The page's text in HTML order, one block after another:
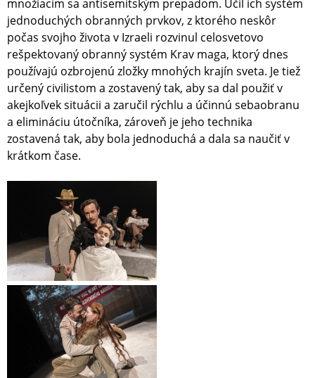
množiacim sa antisemitským prepadom. Učil ich systém
jednoduchých obranných prvkov, z ktorého neskôr
počas svojho života v Izraeli rozvinul celosvetovo
rešpektovaný obranný systém Krav maga, ktorý dnes
používajú ozbrojenú zložky mnohých krajín sveta. Je tiež
určený civilistom a zostavený tak, aby sa dal použiť v
akejkoľvek situácii a zaručil rýchlu a účinnú sebaobranu
a elimináciu útočníka, zároveň je jeho technika
zostavená tak, aby bola jednoduchá a dala sa naučiť v
krátkom čase.